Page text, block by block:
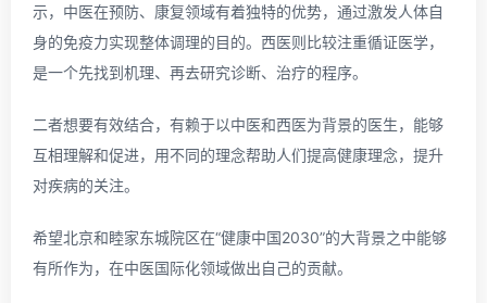
示，中医在预防、康复领域有着独特的优势，通过激发人体自
身的免疫力实现整体调理的目的。西医则比较注重循证医学，
是一个先找到机理、再去研究诊断、治疗的程序。
二者想要有效结合，有赖于以中医和西医为背景的医生，能够
互相理解和促进，用不同的理念帮助人们提高健康理念，提升
对疾病的关注。
希望北京和睦家东城院区在“健康中国2030”的大背景之中能够
有所作为，在中医国际化领域做出自己的贡献。